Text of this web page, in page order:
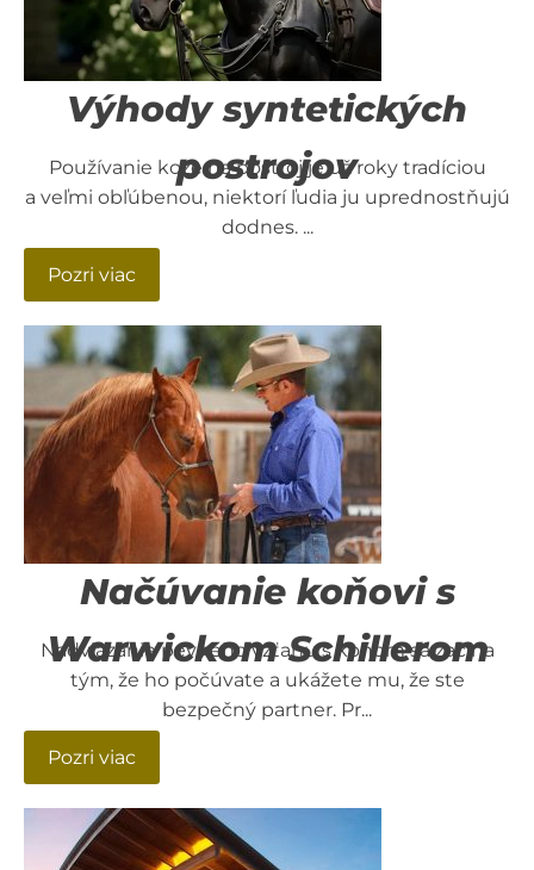
Výhody syntetických
postrojov
Používanie kože na postroj je už roky tradíciou
a veľmi obľúbenou, niektorí ľudia ju uprednostňujú
dodnes. ...
Pozri viac
Načúvanie koňovi s
Warwickom Schillerom
Nadviazanie pevného vzťahu s koňom sa začína
tým, že ho počúvate a ukážete mu, že ste
bezpečný partner. Pr...
Pozri viac